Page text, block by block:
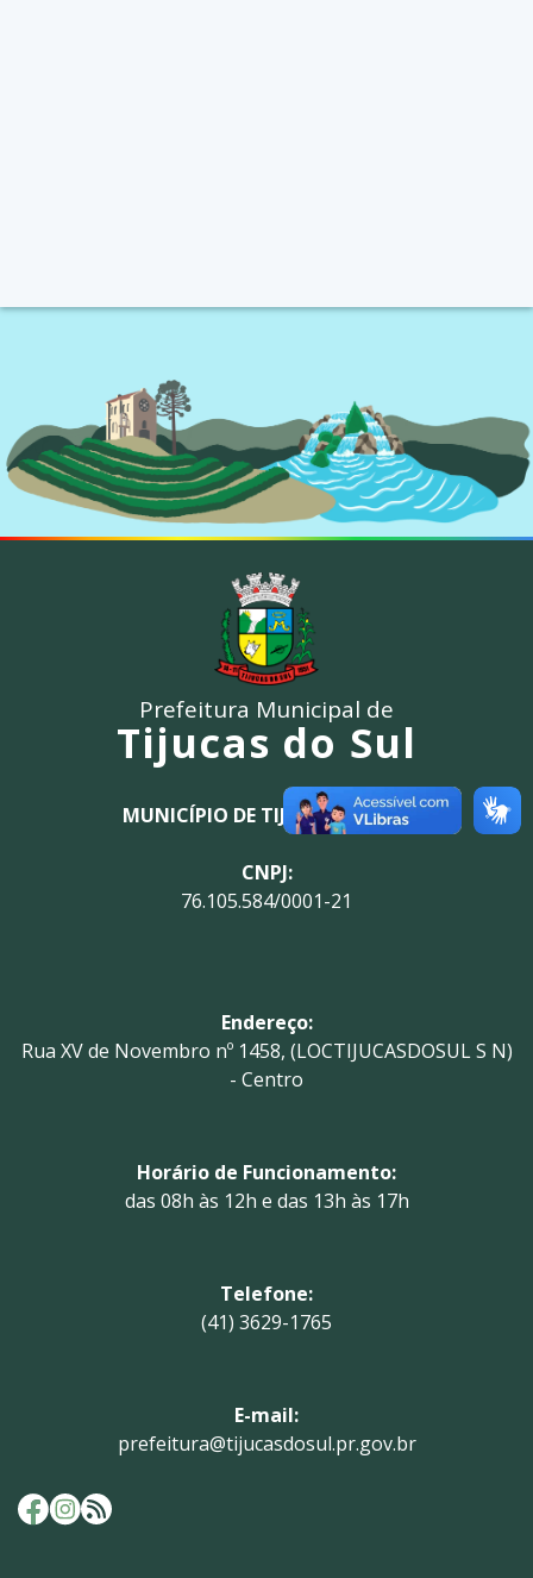
Prefeitura Municipal de
Tijucas do Sul
MUNICÍPIO DE TIJUCAS DO SUL
CNPJ:
76.105.584/0001-21
Endereço:
Rua XV de Novembro nº 1458, (LOCTIJUCASDOSUL S N)
- Centro
Horário de Funcionamento:
das 08h às 12h e das 13h às 17h
Telefone:
(41) 3629-1765
E-mail:
prefeitura@tijucasdosul.pr.gov.br